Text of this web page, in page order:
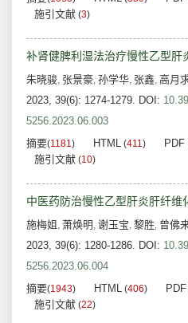
施引文献 (3)
补肾健脾利湿法治疗慢性乙型肝
朱晓骏, 张景豪, 孙学华, 张鑫, 高月
2023, 39(6): 1274-1279. DOI:
5256.2023.06.003
摘要(1181) HTML (411) PDF
施引文献 (10)
中医药防治慢性乙型肝炎肝纤维
施梅姐 , 萧焕明 , 谢玉宝, 黎胜, 曾佛
2023, 39(6): 1280-1286. DOI:
5256.2023.06.004
摘要(1943) HTML (406)
施引文献 (22)